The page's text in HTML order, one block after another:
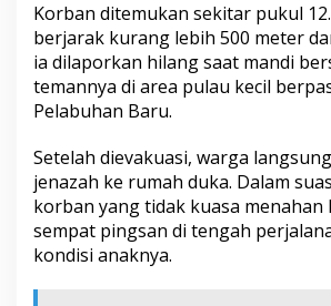
a
k
e
r
a
w
a
Korban ditemukan sekitar pukul
berjarak kurang lebih 500 meter
ia dilaporkan hilang saat mandi
temannya di area pulau kecil
Pelabuhan Baru.
Setelah dievakuasi, warga
jenazah ke rumah duka. Dalam
korban yang tidak kuasa menahan
sempat pingsan di tengah
kondisi anaknya.